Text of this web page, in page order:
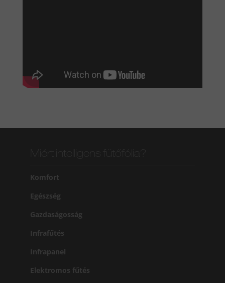
Komfort
Egészség
Gazdaságosság
Infrafűtés
Infrapanel
Elektromos fűtés